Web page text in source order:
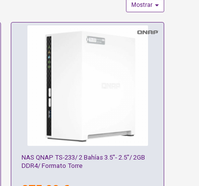
Mostrar
NAS QNAP TS-233/ 2 Bahías 3.5"- 2.5"/ 2GB
DDR4/ Formato Torre